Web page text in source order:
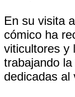
En su visita
cómico ha
viticultores y
trabajando
dedicadas al